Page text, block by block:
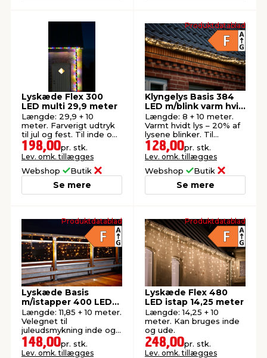
Lyskæde Flex 300
LED multi 29,9 meter
Længde: 29,9 + 10
meter. Farverigt udtryk
til jul og fest. Til inde og
ude.
198,00pr. stk.
Lev. omk. tillægges
Webshop Butik
Se mere
Produktdatablad
Klyngelys Basis 384
LED m/blink varm hvid
8 meter
Længde: 8 + 10 meter.
Varmt hvidt lys – 20% af
lysene blinker. Til
inde/ude.
128,00pr. stk.
Lev. omk. tillægges
Webshop Butik
Se mere
Produktdatablad
Lyskæde Basis
m/istapper 400 LED
11,85 meter
Længde: 11,85 + 10 meter.
Velegnet til
juleudsmykning inde og
ude.
148,00pr. stk.
Lev. omk. tillægges
Produktdatablad
Lyskæde Flex 480
LED istap 14,25 meter
Længde: 14,25 + 10
meter. Kan bruges inde
og ude.
248,00pr. stk.
Lev. omk. tillægges